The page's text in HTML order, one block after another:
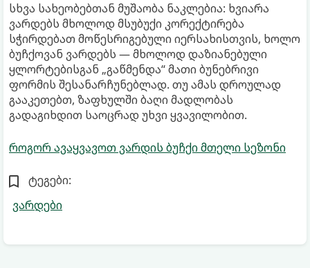
სხვა სახეობებთან მუშაობა ნაკლებია: ხვიარა
ვარდებს მხოლოდ მსუბუქი კორექტირება
სჭირდებათ მოწესრიგებული იერსახისთვის, ხოლო
ბუჩქოვან ვარდებს — მხოლოდ დაზიანებული
ყლორტებისგან „გაწმენდა“ მათი ბუნებრივი
ფორმის შესანარჩუნებლად. თუ ამას დროულად
გააკეთებთ, ზაფხულში ბაღი მადლობას
გადაგიხდით საოცრად უხვი ყვავილობით.
როგორ ავაყვავოთ ვარდის ბუჩქი მთელი სეზონი
ტეგები:
ვარდები